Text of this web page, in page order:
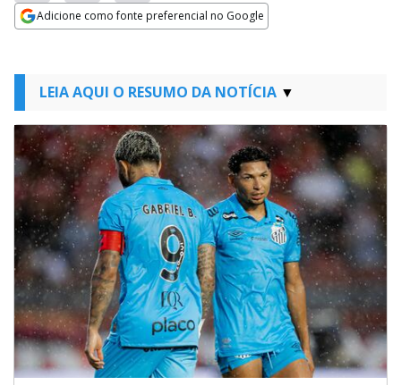
Adicione como fonte preferencial no Google
LEIA AQUI O RESUMO DA NOTÍCIA